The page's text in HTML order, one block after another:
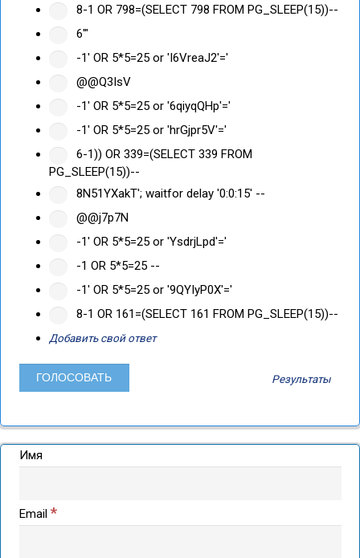
8-1 OR 798=(SELECT 798 FROM PG_SLEEP(15))--
6'"
-1' OR 5*5=25 or 'I6VreaJ2'='
@@Q3IsV
-1' OR 5*5=25 or '6qiyqQHp'='
-1' OR 5*5=25 or 'hrGjpr5V'='
6-1)) OR 339=(SELECT 339 FROM
PG_SLEEP(15))--
8N51YXakT'; waitfor delay '0:0:15' --
@@j7p7N
-1' OR 5*5=25 or 'YsdrjLpd'='
-1 OR 5*5=25 --
-1' OR 5*5=25 or '9QYIyP0X'='
8-1 OR 161=(SELECT 161 FROM PG_SLEEP(15))--
Добавить свой ответ
Результаты
Имя
Email *